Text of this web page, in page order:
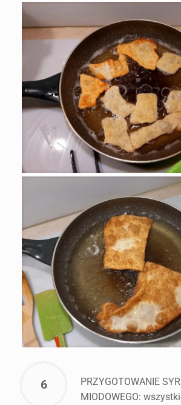
6
PRZYGOTOWANIE
MIODOWEGO: